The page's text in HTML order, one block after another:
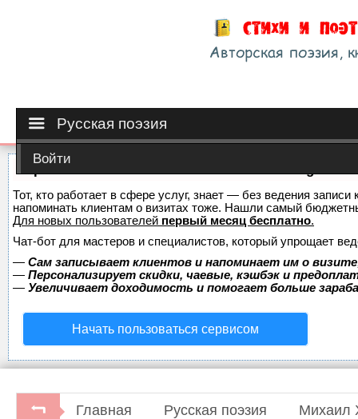
Русская поэзия
Войти
Тот, кто работает в сфере услуг, знает — без ведения
напоминать клиентам о визитах тоже. Нашли самый
Для новых пользователей первый месяц бесплатно.
Чат-бот для мастеров и специалистов, который упрощает
— Сам записывает клиентов и напоминает им о
— Персонализирует скидки, чаевые, кэшбэк и
— Увеличивает доходимость и помогает больше
Начать пользоваться сервисом
Главная Русская поэзия Михаил